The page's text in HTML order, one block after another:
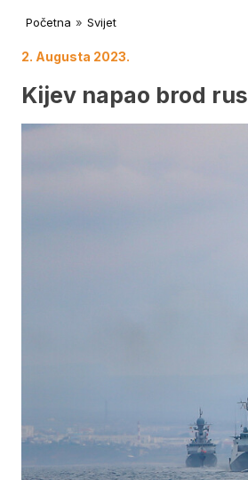
Početna » Svijet
2. Augusta 2023.
Kijev napao brod